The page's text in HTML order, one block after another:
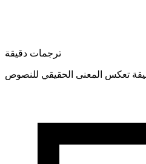
ترجمات دقيقة